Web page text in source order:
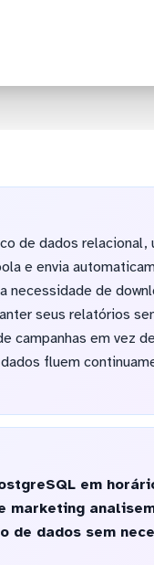
de dados
e envia
de
seus relatórios
campanhas em vez
fluem
em
marketing
de dados sem